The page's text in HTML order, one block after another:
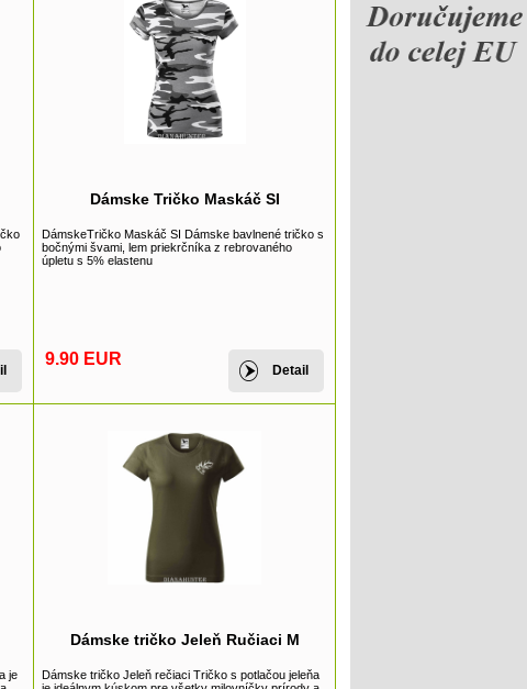
Dámske Tričko Maskáč SI
DámskeTričko Maskáč SI Dámske bavlnené tričko s
bočnými švami, lem priekrčníka z rebrovaného
úpletu s 5% elastenu
9.90 EUR
Detail
je
Dámske tričko Jeleň Ručiaci M
Dámske tričko Jeleň rečiaci Tričko s potlačou jeleňa